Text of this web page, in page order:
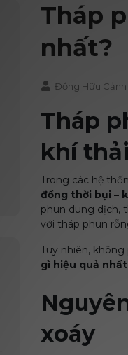
Tháp
nhất?
Đồng Hữu Cảnh
Tháp
khí thải
Trong các hệ
đồng thời bụi –
phun dung dịch,
với tháp phun
Tuy nhiên, không
gì hiệu quả nhất
xoáy